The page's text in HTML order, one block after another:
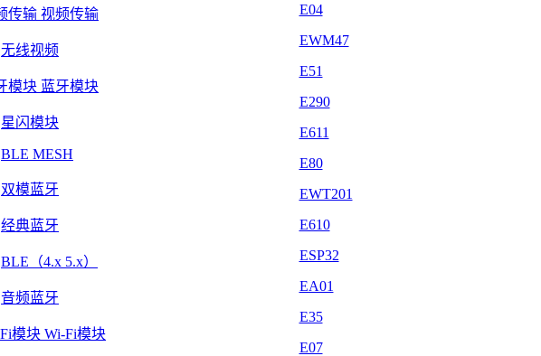
视频传输
无线视频
蓝牙模块
星闪模块
BLE MESH
双模蓝牙
经典蓝牙
BLE（4.x 5.x）
音频蓝牙
Wi-Fi模块
E04
EWM47
E51
E290
E611
E80
EWT201
E610
ESP32
EA01
E35
E07